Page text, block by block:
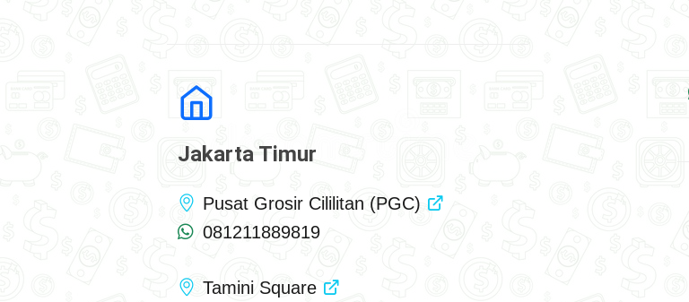
Jakarta Timur
Pusat Grosir Cililitan (PGC)
081211889819
Tamini Square